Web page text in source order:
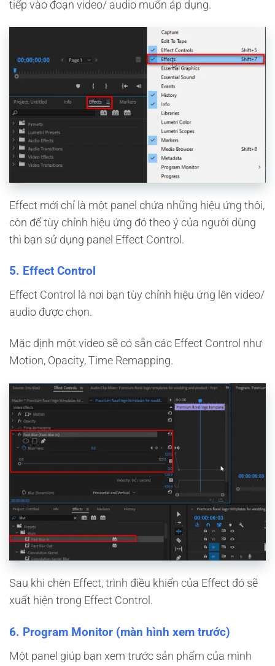
tiếp vào đoạn video/ audio muốn áp dụng.
Effect mới chỉ là một panel chứa những hiệu ứng thôi,
còn để tùy chỉnh hiệu ứng đó theo ý của người dùng
thì bạn sử dụng panel Effect Control.
5. Effect Control
Effect Control là nơi bạn tùy chỉnh hiệu ứng lên video/
audio được chọn.
Mặc định một video sẽ có sẵn các Effect Control như
Motion, Opacity, Time Remapping.
Sau khi chèn Effect, trình điều khiển của Effect đó sẽ
xuất hiện trong Effect Control.
6. Program Monitor (màn hình xem trước)
Một panel giúp bạn xem trước sản phẩm của mình